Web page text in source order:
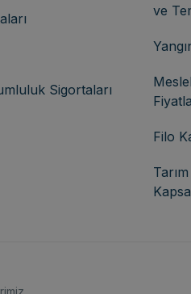
Sigortaları
ve
Filo